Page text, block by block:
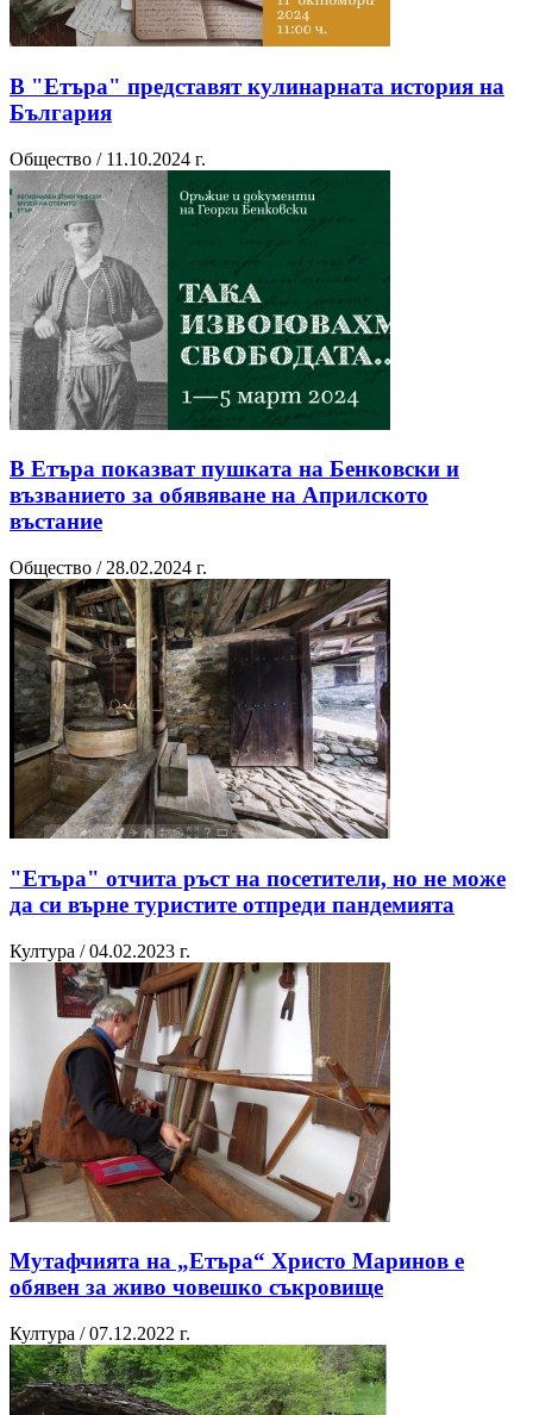
В "Етъра" представят кулинарната история на
България
Общество / 11.10.2024 г.
В Етъра показват пушката на Бенковски и
възванието за обявяване на Априлското
въстание
Общество / 28.02.2024 г.
"Етъра" отчита ръст на посетители, но не може
да си върне туристите отпреди пандемията
Култура / 04.02.2023 г.
Мутафчията на „Етъра“ Христо Маринов е
обявен за живо човешко съкровище
Култура / 07.12.2022 г.